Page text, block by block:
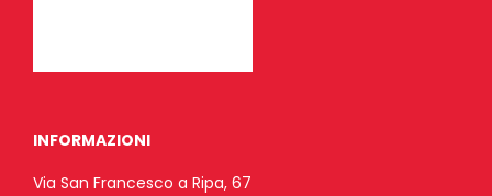
INFORMAZIONI
Via San Francesco a Ripa, 67